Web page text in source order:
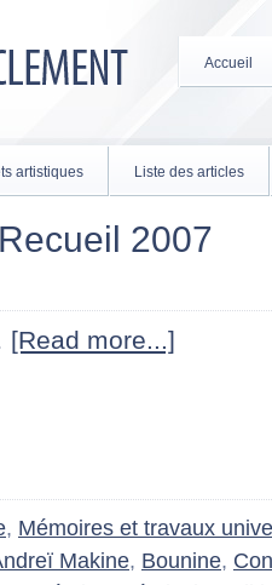
Accueil
artistiques Liste des articles
2007
[Read more...]
, Mémoires et travaux
Makine, Bounine,